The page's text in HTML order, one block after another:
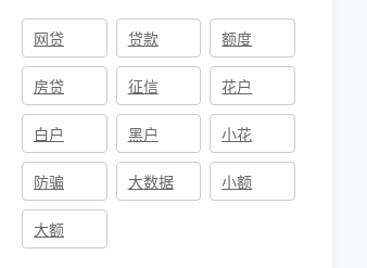
网贷 贷款 额度
房贷 征信 花户
白户 黑户 小花
防骗 大数据 小额
大额